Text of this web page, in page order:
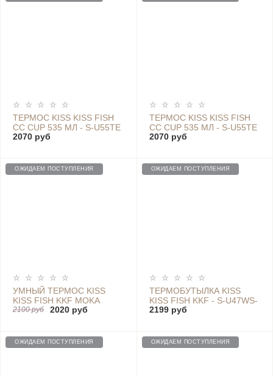
ТЕРМОС KISS KISS FISH
CC CUP 535 МЛ - S-U55TE
PINK
2070 руб
ТЕРМОС KISS KISS FISH
CC CUP 535 МЛ - S-U55TE
RED
2070 руб
ОЖИДАЕМ ПОСТУПЛЕНИЯ
УМНЫЙ ТЕРМОС KISS
KISS FISH KKF MOKA
SMART COFFE TUMBLER,
2100 руб 2020 руб
ОЖИДАЕМ ПОСТУПЛЕНИЯ
ТЕРМОБУТЫЛКА KISS
KISS FISH KKF - S-U47WS-
E BLACK
2199 руб
ОЖИДАЕМ ПОСТУПЛЕНИЯ ОЖИДАЕМ ПОСТУПЛЕНИЯ